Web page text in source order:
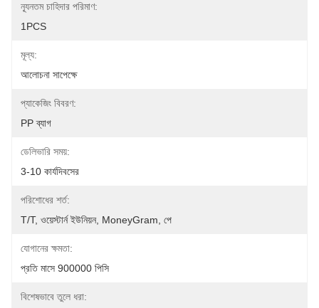
ন্যূনতম চাহিদার পরিমাণ:
1PCS
মূল্য:
আলোচনা সাপেক্ষে
প্যাকেজিং বিবরণ:
PP ব্যাগ
ডেলিভারি সময়:
3-10 কার্যদিবসের
পরিশোধের শর্ত:
T/T, ওয়েস্টার্ন ইউনিয়ন, MoneyGram, পে
যোগানের ক্ষমতা:
প্রতি মাসে 900000 পিসি
বিশেষভাবে তুলে ধরা: